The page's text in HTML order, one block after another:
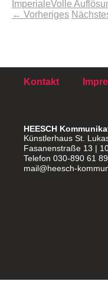
ImperialeVolle
← Vorheriges
Kontakt
HEESCH
Künstlerhaus St.
Fasanenstraße 13 |
Telefon 030-890 61
mail@heesch-